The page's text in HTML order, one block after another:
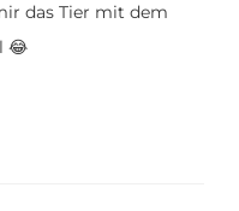
das Tier mit dem
😂